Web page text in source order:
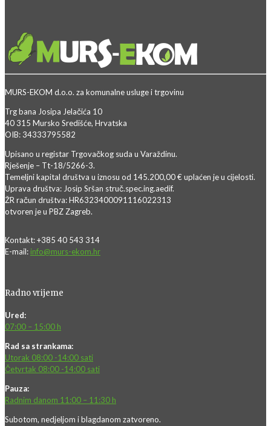
MURS-EKOM d.o.o. za komunalne usluge i trgovinu
Trg bana Josipa Jelačića 10
40 315 Mursko Središće, Hrvatska
OIB: 34333795582
Upisano u registar Trgovačkog suda u Varaždinu.
Rješenje – Tt-18/5266-3.
Temeljni kapital društva u iznosu od 145.200,00 € uplaćen je u cijelosti.
Uprava društva: Josip Sršan struč.spec.ing.aedif.
ŽR račun društva: HR6323400091116022313
otvoren je u PBZ Zagreb.
Kontakt: +385 40 543 314
E-mail: info@murs-ekom.hr
Radno vrijeme
Ured:
07:00 – 15:00 h
Rad sa strankama:
Utorak 08:00 -14:00 sati
Četvrtak 08:00 -14:00 sati
Pauza:
Radnim danom 11:00 – 11:30 h
Subotom, nedjeljom i blagdanom zatvoreno.